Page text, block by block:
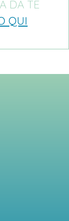
DA TE
QUI